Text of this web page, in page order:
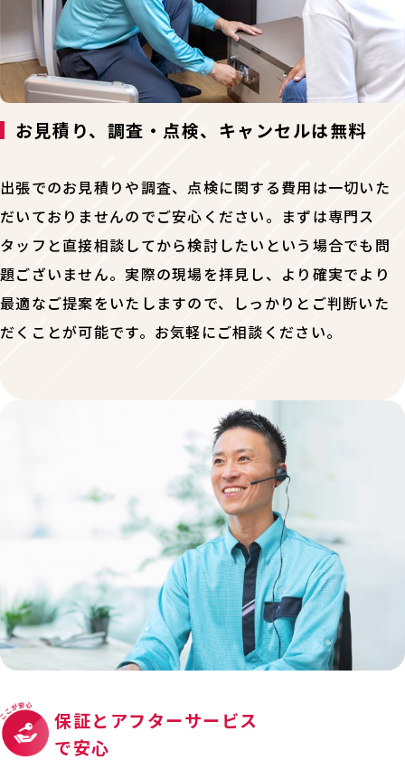
お見積り、調査・点検、キャンセルは無料
出張でのお見積りや調査、点検に関する費用は一切いた
だいておりませんのでご安心ください。まずは専門ス
タッフと直接相談してから検討したいという場合でも問
題ございません。実際の現場を拝見し、より確実でより
最適なご提案をいたしますので、しっかりとご判断いた
だくことが可能です。お気軽にご相談ください。
保証とアフターサービス
で安心